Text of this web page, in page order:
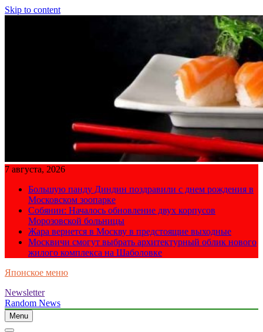
Skip to content
7 августа, 2026
Большую панду Диндин поздравили с днем рождения в
Московском зоопарке
Собянин: Началось обновление двух корпусов
Морозовской больницы
Жара вернется в Москву в предстоящие выходные
Москвичи смогут выбрать архитектурный облик нового
жилого комплекса на Шаболовке
Японское меню
Newsletter
Random News
Menu